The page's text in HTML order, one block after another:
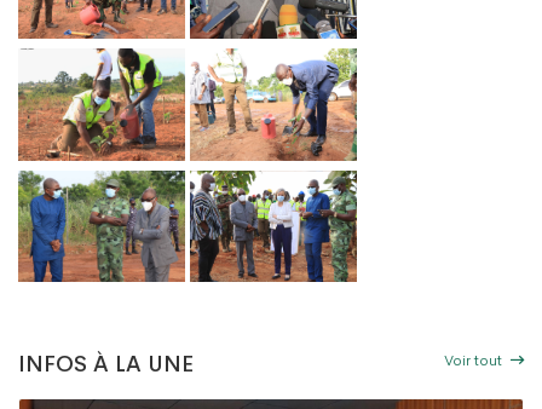
INFOS À LA UNE Voir tout